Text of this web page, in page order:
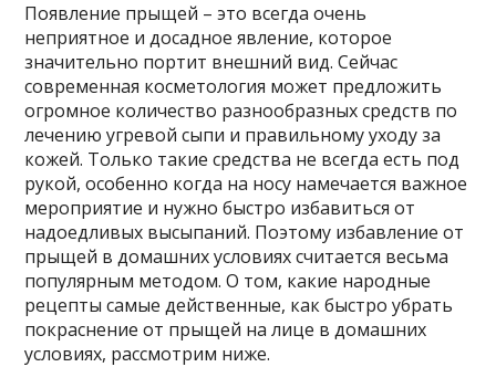
Появление прыщей – это всегда очень
неприятное и досадное явление, которое
значительно портит внешний вид. Сейчас
современная косметология может предложить
огромное количество разнообразных средств по
лечению угревой сыпи и правильному уходу за
кожей. Только такие средства не всегда есть под
рукой, особенно когда на носу намечается важное
мероприятие и нужно быстро избавиться от
надоедливых высыпаний. Поэтому избавление от
прыщей в домашних условиях считается весьма
популярным методом. О том, какие народные
рецепты самые действенные, как быстро убрать
покраснение от прыщей на лице в домашних
условиях, рассмотрим ниже.